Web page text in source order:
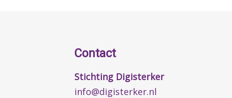
Contact
Stichting Digisterker
info@digisterker.nl